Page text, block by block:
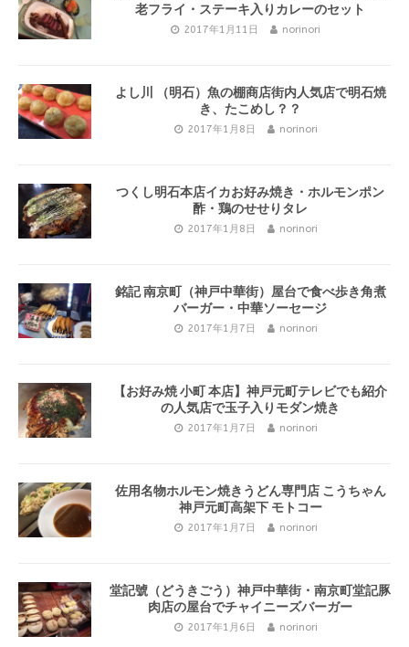
老フライ・ステーキ入りカレーのセット
2017年1月11日 norinori
よし川 （明石）魚の棚商店街内人気店で明石焼
き、たこめし？？
2017年1月8日 norinori
つくし明石本店イカお好み焼き・ホルモンポン
酢・鶏のせせりタレ
2017年1月8日 norinori
銘記 南京町（神戸中華街）屋台で食べ歩き角煮
バーガー・中華ソーセージ
2017年1月7日 norinori
【お好み焼 小町 本店】神戸元町テレビでも紹介
の人気店で玉子入りモダン焼き
2017年1月7日 norinori
佐用名物ホルモン焼きうどん専門店 こうちゃん
神戸元町高架下 モトコー
2017年1月7日 norinori
堂記號（どうきごう）神戸中華街・南京町堂記豚
肉店の屋台でチャイニーズバーガー
2017年1月6日 norinori